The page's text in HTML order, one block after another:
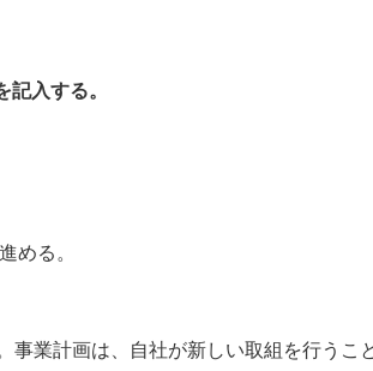
入する。
める。
業計画は、自社が新しい取組を行うこ